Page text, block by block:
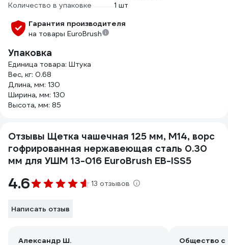
Количество в упаковке
1 шт
Гарантия производителя
на товары EuroBrush
Упаковка
Единица товара: Штука
Вес, кг: 0.68
Длина, мм: 130
Ширина, мм: 130
Высота, мм: 85
Отзывы Щетка чашечная 125 мм, М14, ворс
гофрированная нержавеющая сталь 0.30
мм для УШМ 13-016 EuroBrush EB-ISS5
4.6 13 отзывов
Написать отзыв
Александр Ш.